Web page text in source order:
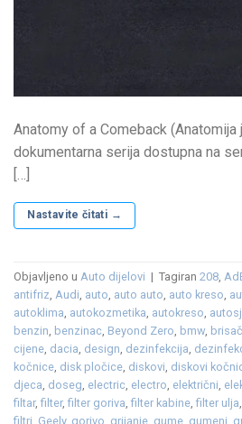
Anatomy of a Comeback (Anatomija
dokumentarna serija dostupna na
[…]
Nastavite čitati →
Objavljeno u Auto dijelovi | Tagiran 208,
antifriz, Audi, auto, auto auto, auto kreso,
autoklima, autokozmetika, autokreso,
benzin, benzinac, Beyond Zero, bmw,
cijene, dacia, design, dezinfekcija,
kočnice, disk pločice, diskovi, diskovi
djeca, doseg, electric, electro, električni,
filtar,filter,filter goriva,filter kabine,filter ulja
filtri Geely, gorivo grijanje gume gumeni